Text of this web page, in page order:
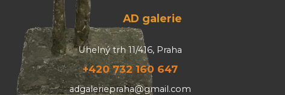
AD galerie
Uhelný trh 11/416, Praha
+420 732 160 647
adgaleriepraha@gmail.com